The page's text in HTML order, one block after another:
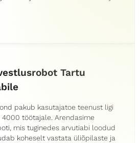
Tartu
pakub kasutajatoe teenust ligi
töötajale. Arendasime
mis tuginedes arvutiabi loodud
koheselt vastata üliõpilaste ja